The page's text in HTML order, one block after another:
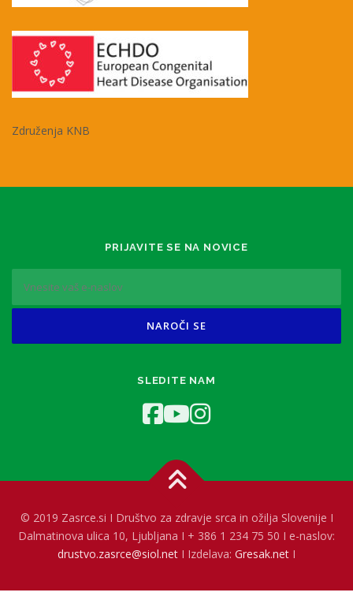
Združenja KNB
PRIJAVITE SE NA NOVICE
SLEDITE NAM
© 2019 Zasrce.si I Društvo za zdravje srca in ožilja Slovenije I
Dalmatinova ulica 10, Ljubljana I + 386 1 234 75 50 I e-naslov:
drustvo.zasrce@siol.net I Izdelava: Gresak.net I